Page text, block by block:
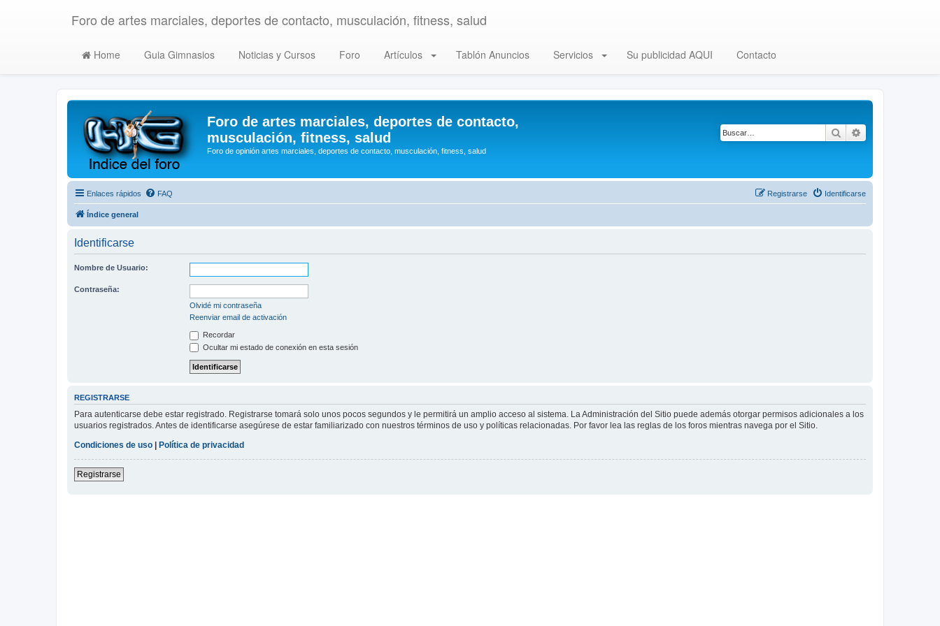
Foro de artes marciales, deportes de contacto, musculación, fitness, salud
Home Guia Gimnasios Noticias y Cursos Foro Artículos Tablón Anuncios Servicios Su publicidad AQUI Contacto
Foro de artes marciales, deportes de contacto,
musculación, fitness, salud
Foro de opinión artes marciales, deportes de contacto, musculación, fitness, salud
Buscar
Enlaces rápidos FAQ Identificarse
Registrarse
Índice general
Identificarse
Nombre de Usuario:
Contraseña:
Olvidé mi contraseña
Reenviar email de activación
Recordar
Ocultar mi estado de conexión en esta sesión
REGISTRARSE
Para autenticarse debe estar registrado. Registrarse tomará solo unos pocos segundos y le permitirá un amplio acceso al sistema. La Administración del Sitio puede además otorgar permisos adicionales a los
usuarios registrados. Antes de identificarse asegúrese de estar familiarizado con nuestros términos de uso y políticas relacionadas. Por favor lea las reglas de los foros mientras navega por el Sitio.
Condiciones de uso | Política de privacidad
Registrarse